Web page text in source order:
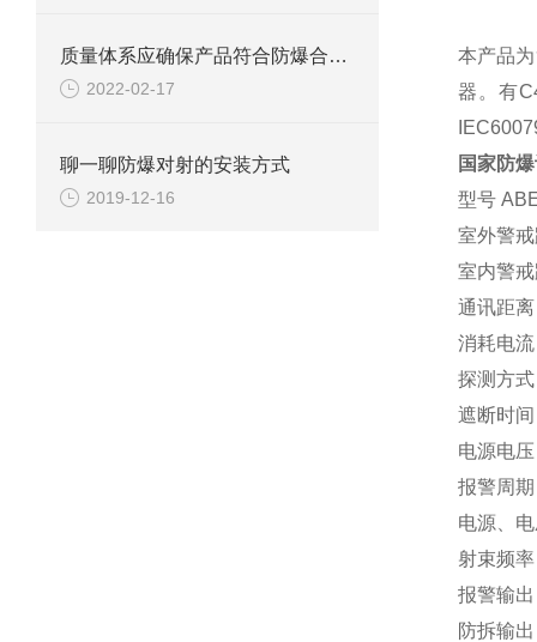
质量体系应确保产品符合防爆合格证和技术文件规定的防爆型式。
2022-02-17
聊一聊防爆对射的安装方式
2019-12-16
本产品
器。有
国家防
型号
室外警
室内警
通讯距离
消耗电流
探测方式
遮断时间
电源电压
报警周期
电源、
射束频率
报警输出
防拆输出